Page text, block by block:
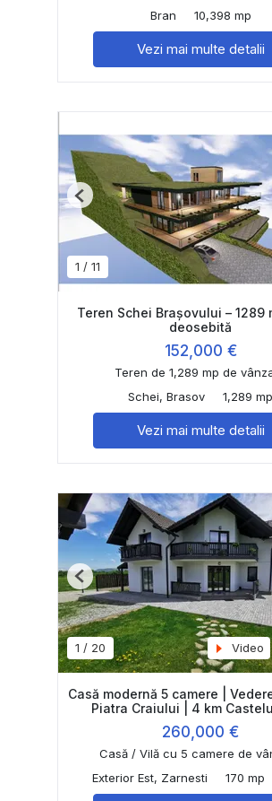
Bran
10,398 mp
Vezi mai multe detalii
1 / 11
Previous
Teren Schei Brașovului – 1289
deosebită
152,000 €
Teren de 1,289 mp de
Schei, Brasov
1,289 mp
Vezi mai multe detalii
1 / 20 Video
Previous
Casă modernă 5 camere |
Piatra Craiului | 4 km
260,000 €
Casă / Vilă cu 5 camere de
Exterior Est, Zarnesti
170 mp